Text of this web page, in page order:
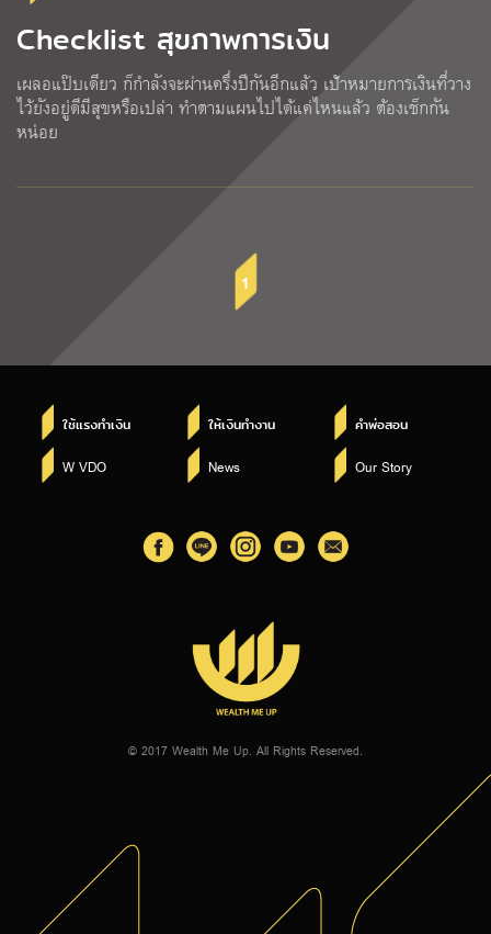
Checklist สุขภาพการเงิน
เผลอแป๊บเดียว ก็กำลังจะผ่านครึ่งปีกันอีกแล้ว เป้าหมายการเงินที่วาง
ไว้ยังอยู่ดีมีสุขหรือเปล่า ทำตามแผนไปได้แค่ไหนแล้ว ต้องเช็กกัน
หน่อย
1
ใช้แรงทำเงิน ให้เงินทำงาน คำพ่อสอน
W VDO News Our Story
© 2017 Wealth Me Up. All Rights Reserved.